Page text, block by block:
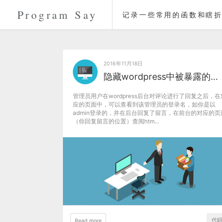
Program Say 记录一些常用的函数和瞎
2016年11月18日
隐藏wordpress中被暴露的管理员用户名
管理员用户在wordpress后台对评论进行了回复之后，在
应的页面中，可以查看到该管理员的登录名，如你是以
admin登录的，并在后台回复了留言，在前台的对应的页
（你回复留言的位置）查阅htm...
代码